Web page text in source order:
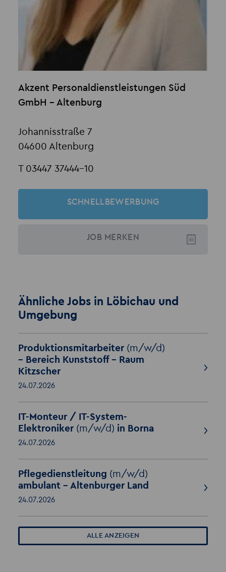
Akzent Personaldienstleistungen Süd
GmbH - Altenburg
Johannisstraße 7
04600 Altenburg
T 03447 37444-10
SCHNELLBEWERBUNG
JOB MERKEN
Ähnliche Jobs in Löbichau und
Umgebung
Produktionsmitarbeiter (m/w/d)
– Bereich Kunststoff - Raum
Kitzscher
24.07.2026
IT-Monteur / IT-System-
Elektroniker (m/w/d) in Borna
24.07.2026
Pflegedienstleitung (m/w/d)
ambulant - Altenburger Land
24.07.2026
ALLE ANZEIGEN